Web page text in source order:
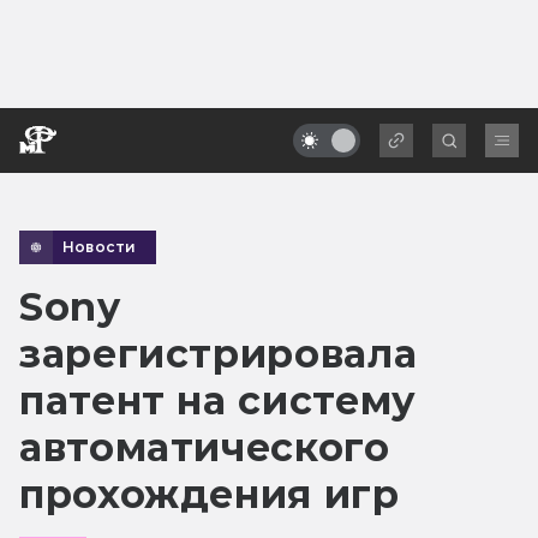
Новости
Sony
зарегистрировала
патент на систему
автоматического
прохождения игр